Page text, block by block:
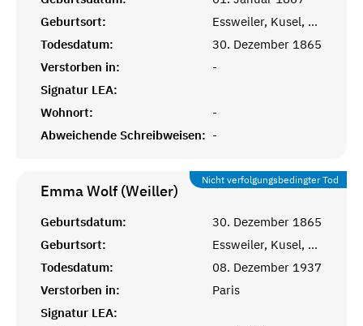
Geburtsort:
Essweiler, Kusel, Pfalz
Todesdatum:
30. Dezember 1865
Verstorben in:
-
Signatur LEA:
Wohnort:
-
Abweichende Schreibweisen: -
Nicht verfolgungsbedingter Tod
Emma Wolf (Weiller)
Geburtsdatum:
30. Dezember 1865
Geburtsort:
Essweiler, Kusel, Pfalz
Todesdatum:
08. Dezember 1937
Verstorben in:
Paris
Signatur LEA: